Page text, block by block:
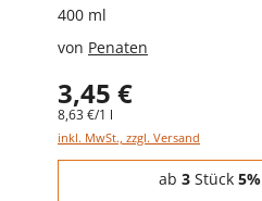
400 ml
von Penaten
3,45 €
8,63 €/1 l
inkl. MwSt., zzgl. Versand
Staffelpreise - Mengenrabatt
ab 3 Stück 5%